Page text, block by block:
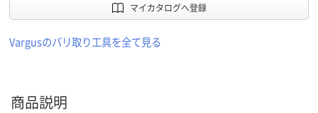
マイカタログへ登録
Vargusのバリ取り工具を全て見る
商品説明